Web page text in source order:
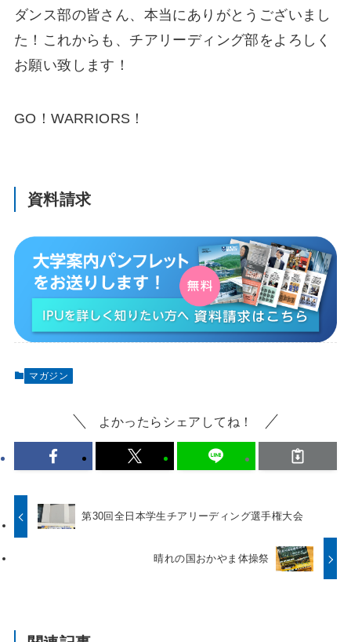
ダンス部の皆さん、本当にありがとうございまし
た！これからも、チアリーディング部をよろしく
お願い致します！
GO！WARRIORS！
資料請求
マガジン
よかったらシェアしてね！
第30回全日本学生チアリーディング選手権大会
晴れの国おかやま体操祭